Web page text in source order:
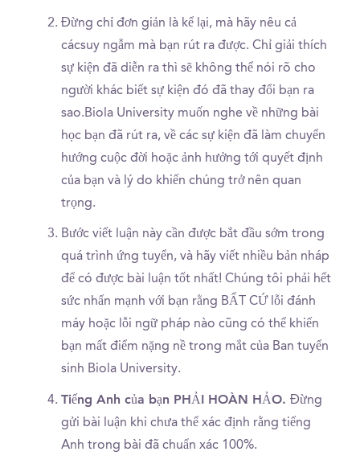
Đừng chỉ đơn giản là kể lại, mà hãy nêu cả
cácsuy ngẫm mà bạn rút ra được. Chỉ giải thích
sự kiện đã diễn ra thì sẽ không thể nói rõ cho
người khác biết sự kiện đó đã thay đổi bạn ra
sao.Biola University muốn nghe về những bài
học bạn đã rút ra, về các sự kiện đã làm chuyển
hướng cuộc đời hoặc ảnh hưởng tới quyết định
của bạn và lý do khiến chúng trở nên quan
trọng.
Bước viết luận này cần được bắt đầu sớm trong
quá trình ứng tuyển, và hãy viết nhiều bản nháp
để có được bài luận tốt nhất! Chúng tôi phải hết
sức nhấn mạnh với bạn rằng BẤT CỨ lỗi đánh
máy hoặc lỗi ngữ pháp nào cũng có thể khiến
bạn mất điểm nặng nề trong mắt của Ban tuyển
sinh Biola University.
Tiếng Anh của bạn PHẢI HOÀN HẢO. Đừng
gửi bài luận khi chưa thể xác định rằng tiếng
Anh trong bài đã chuẩn xác 100%.